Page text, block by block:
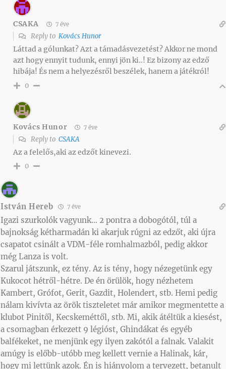
CSAKA 7 éve
Reply to Kovács Hunor
Láttad a gólunkat? Azt a támadásvezetést? Akkor ne mond
azt hogy ennyit tudunk, ennyi jön ki..! Ez bizony az edző
hibája! És nem a helyezésről beszélek, hanem a játékról!
0
Kovács Hunor 7 éve
Reply to CSAKA
Az a felelős,aki az edzőt kinevezi.
0
István Hereb 7 éve
Igazi szurkolók vagyunk… 2 pontra a dobogótól, túl a
bajnokság kétharmadán ki akarjuk rúgni az edzőt, aki újra
csapatot csinált a VDM-féle romhalmazból, pedig akkor
még Lanza is volt.
Szarul játszunk, ez tény. Az is tény, hogy nézegetünk egy
Kukocot hétről-hétre. De én örülök, hogy nézhetem
Kambert, Grófot, Gerit, Gazdit, Holendert, stb. Hemi pedig
nálam kivívta az örök tiszteletet már amikor megmentette a
klubot Pinitől, Kecskeméttől, stb. Mi, akik átéltük a kiesést,
a csomagban érkezett 9 légióst, Ghindákat és egyéb
balfékeket, ne menjünk egy ilyen zakótól a falnak. Valakit
amúgy is előbb-utóbb meg kellett vernie a Halinak, kár,
hogy mi lettünk azok. Én is hiányolom a tervezett, betanult